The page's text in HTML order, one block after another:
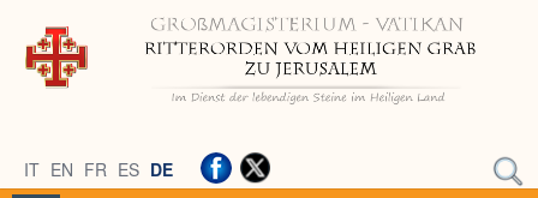
IT EN FR ES DE